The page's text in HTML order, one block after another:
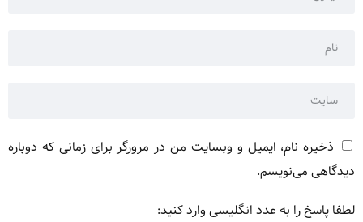
ذخیره نام، ایمیل و وبسایت من در مرورگر برای زمانی که دوباره
دیدگاهی می‌نویسم.
لطفا پاسخ را به عدد انگلیسی وارد کنید: